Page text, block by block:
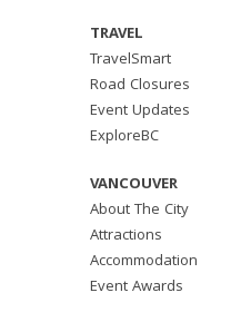
TRAVEL
TravelSmart
Road Closures
Event Updates
ExploreBC
VANCOUVER
About The City
Attractions
Accommodation
Event Awards